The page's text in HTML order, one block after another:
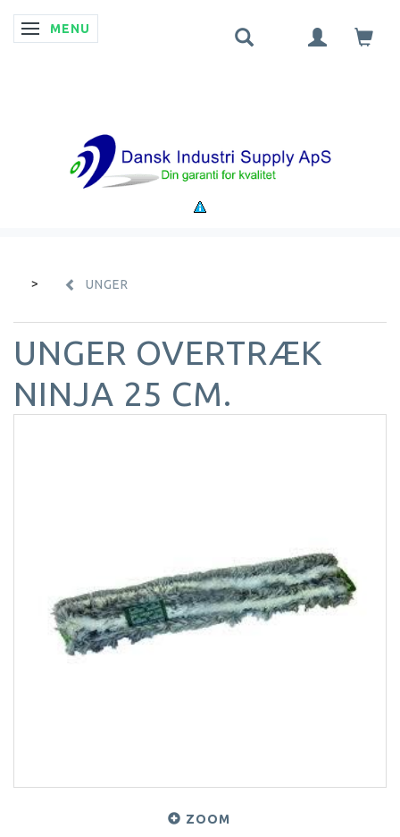
SKIFTE NAVIGATION
MENU
UNGER
UNGER OVERTRÆK
NINJA 25 CM.
ZOOM